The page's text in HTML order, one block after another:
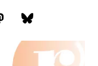
Bluesky